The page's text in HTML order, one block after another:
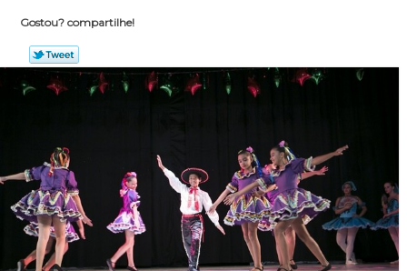
Gostou? compartilhe!